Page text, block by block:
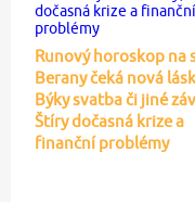
Runový horoskop na
Berany čeká nová
Býky svatba či jiné
Štíry dočasná krize a
finanční problémy